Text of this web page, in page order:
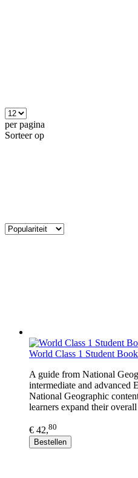
per pagina
Sorteer op
World Class 1 Student
A guide from National
intermediate and advanced
National Geographic
learners expand their
€ 42,80
Bestellen